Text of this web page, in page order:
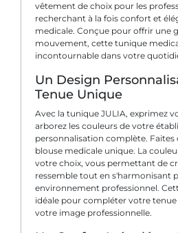
vêtement de choix pour les
recherchant à la fois confort et
medicale. Conçue pour offrir une
mouvement, cette tunique
incontournable dans votre
Un Design
Tenue Unique
Avec la tunique JULIA, exprimez
arborez les couleurs de votre
personnalisation complète.
blouse medicale unique. La
votre choix, vous permettant de
ressemble tout en s'harmonisant
environnement professionnel.
idéale pour compléter votre
votre image professionnelle.